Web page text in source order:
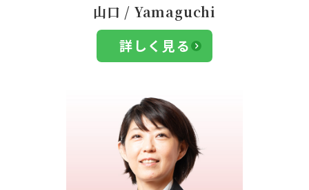
山口 / Yamaguchi
詳しく見る